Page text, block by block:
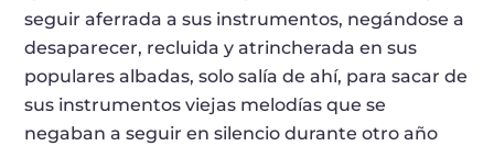
seguir aferrada a sus instrumentos, negándose a
desaparecer, recluida y atrincherada en sus
populares albadas, solo salía de ahí, para sacar de
sus instrumentos viejas melodías que se
negaban a seguir en silencio durante otro año